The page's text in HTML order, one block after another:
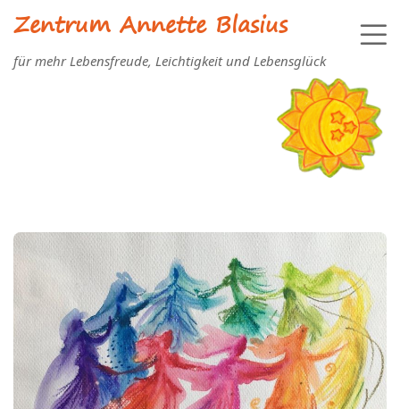
Zentrum Annette Blasius
für mehr Lebensfreude, Leichtigkeit und Lebensglück